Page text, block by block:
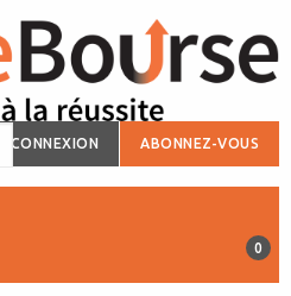
CONNEXION ABONNEZ-VOUS
0